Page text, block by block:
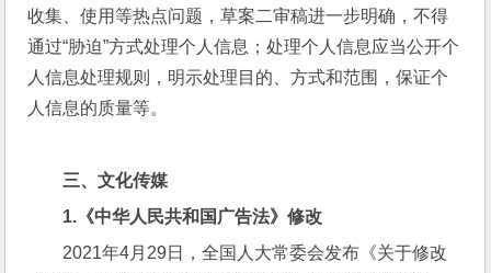
收集、使用等热点问题，草案二审稿进一步明确，不得
通过“胁迫”方式处理个人信息；处理个人信息应当公开个
人信息处理规则，明示处理目的、方式和范围，保证个
人信息的质量等。
三、文化传媒
1. 《中华人民共和国广告法》修改
2021年4月29日，全国人大常委会发布《关于修改